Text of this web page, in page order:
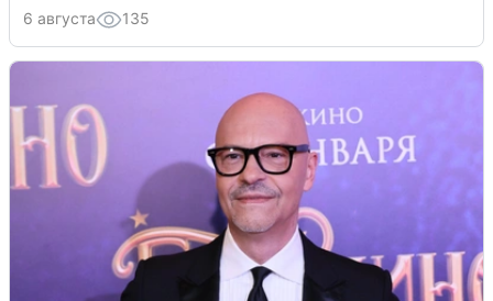
6 августа 135